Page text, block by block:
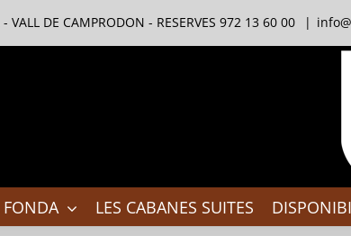
VALL DE CAMPRODON - RESERVES 972 13 60 00 |
FONDA LES CABANES SUITES